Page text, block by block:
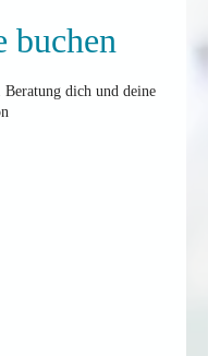
buchen
dich und deine